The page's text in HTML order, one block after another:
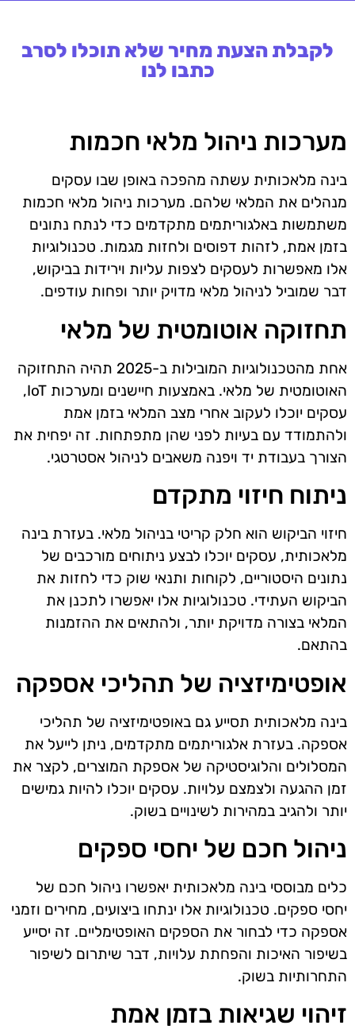
לקבלת הצעת מחיר שלא תוכלו לסרב
כתבו לנו
מערכות ניהול מלאי חכמות
בינה מלאכותית עשתה מהפכה באופן שבו עסקים
מנהלים את המלאי שלהם. מערכות ניהול מלאי חכמות
משתמשות באלגוריתמים מתקדמים כדי לנתח נתונים
בזמן אמת, לזהות דפוסים ולחזות מגמות. טכנולוגיות
אלו מאפשרות לעסקים לצפות עליות וירידות בביקוש,
דבר שמוביל לניהול מלאי מדויק יותר ופחות עודפים.
תחזוקה אוטומטית של מלאי
אחת מהטכנולוגיות המובילות ב-2025 תהיה התחזוקה
האוטומטית של מלאי. באמצעות חיישנים ומערכות IoT,
עסקים יוכלו לעקוב אחרי מצב המלאי בזמן אמת
ולהתמודד עם בעיות לפני שהן מתפתחות. זה יפחית את
הצורך בעבודת יד ויפנה משאבים לניהול אסטרטגי.
ניתוח חיזוי מתקדם
חיזוי הביקוש הוא חלק קריטי בניהול מלאי. בעזרת בינה
מלאכותית, עסקים יוכלו לבצע ניתוחים מורכבים של
נתונים היסטוריים, לקוחות ותנאי שוק כדי לחזות את
הביקוש העתידי. טכנולוגיות אלו יאפשרו לתכנן את
המלאי בצורה מדויקת יותר, ולהתאים את ההזמנות
בהתאם.
אופטימיזציה של תהליכי אספקה
בינה מלאכותית תסייע גם באופטימיזציה של תהליכי
אספקה. בעזרת אלגוריתמים מתקדמים, ניתן לייעל את
המסלולים והלוגיסטיקה של אספקת המוצרים, לקצר את
זמן ההגעה ולצמצם עלויות. עסקים יוכלו להיות גמישים
יותר ולהגיב במהירות לשינויים בשוק.
ניהול חכם של יחסי ספקים
כלים מבוססי בינה מלאכותית יאפשרו ניהול חכם של
יחסי ספקים. טכנולוגיות אלו ינתחו ביצועים, מחירים וזמני
אספקה כדי לבחור את הספקים האופטימליים. זה יסייע
בשיפור האיכות והפחתת עלויות, דבר שיתרום לשיפור
התחרותיות בשוק.
זיהוי שגיאות בזמן אמת